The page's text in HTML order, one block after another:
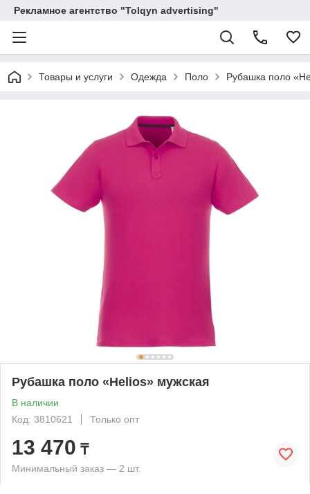
Рекламное агентство "Tolqyn advertising"
Товары и услуги Одежда Поло Рубашка поло
Рубашка поло «Helios» мужская
В наличии
Код: 3810621
Только опт
13 470 ₸
Минимальный заказ — 2 шт.